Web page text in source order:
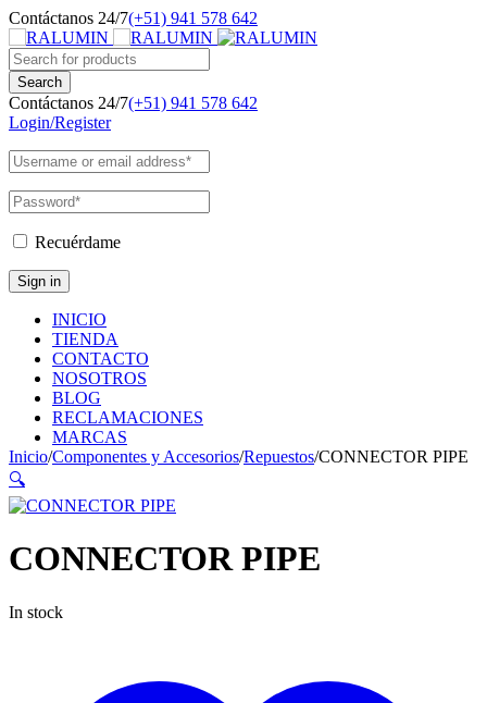
Contáctanos 24/7(+51) 941 578 642
Contáctanos 24/7(+51) 941 578 642
Login/Register
Recuérdame
INICIO
TIENDA
CONTACTO
NOSOTROS
BLOG
RECLAMACIONES
MARCAS
Inicio/Componentes y Accesorios/Repuestos/CONNECTOR PIPE
🔍
CONNECTOR PIPE
In stock